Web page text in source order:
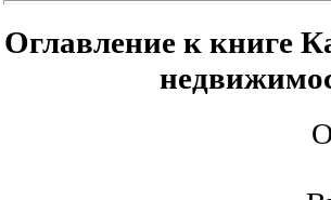
Оглавление к книге